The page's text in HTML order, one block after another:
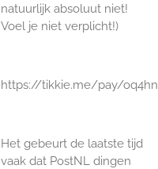
natuurlijk absoluut niet!
Voel je niet verplicht!)
https://tikkie.me/pay/
Het gebeurt de laatste tijd
vaak dat PostNL dingen